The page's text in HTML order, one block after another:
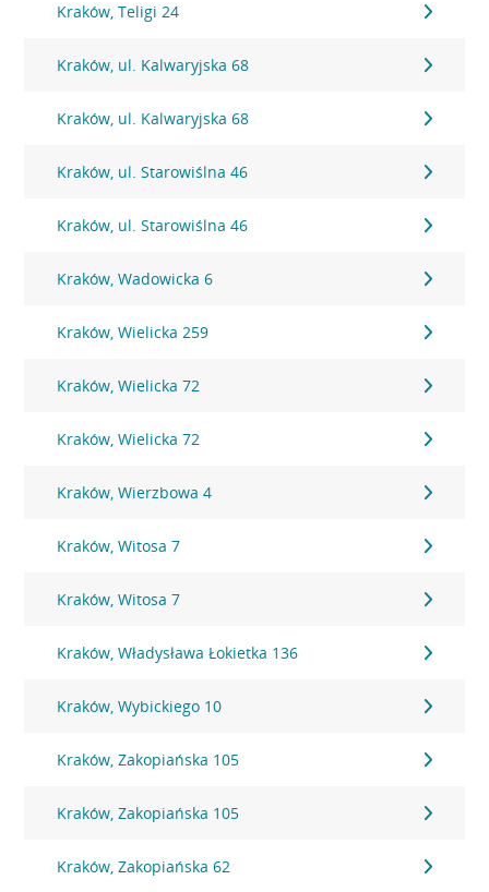
Kraków, Teligi 24
Kraków, ul. Kalwaryjska 68
Kraków, ul. Kalwaryjska 68
Kraków, ul. Starowiślna 46
Kraków, ul. Starowiślna 46
Kraków, Wadowicka 6
Kraków, Wielicka 259
Kraków, Wielicka 72
Kraków, Wielicka 72
Kraków, Wierzbowa 4
Kraków, Witosa 7
Kraków, Witosa 7
Kraków, Władysława Łokietka 136
Kraków, Wybickiego 10
Kraków, Zakopiańska 105
Kraków, Zakopiańska 105
Kraków, Zakopiańska 62